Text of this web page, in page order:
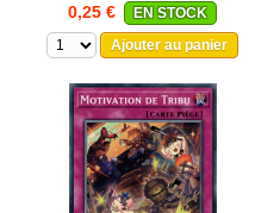
0,25 €
EN STOCK
Ajouter au panier